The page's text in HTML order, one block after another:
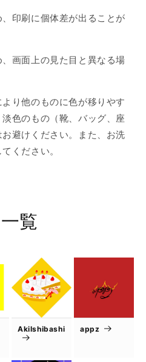
印刷に個体差が出ることが
画面上の見た目と異なる場
り他のものに色が移りやす
色のもの（靴、バッグ、座
避けください。また、お洗
ください。
覧
AkiIshibashi appz